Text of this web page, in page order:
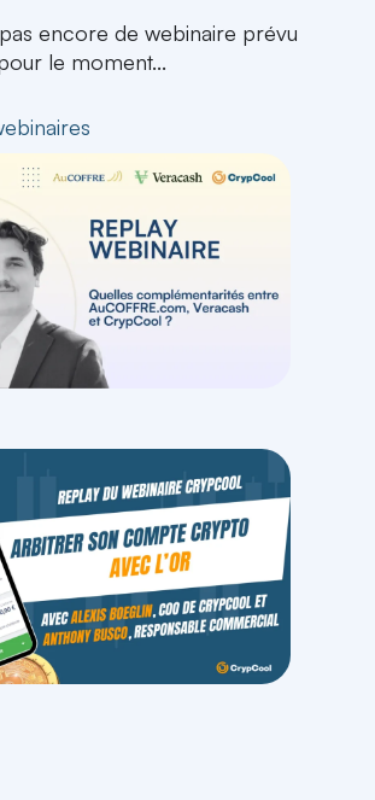
encore de webinaire prévu
le moment...